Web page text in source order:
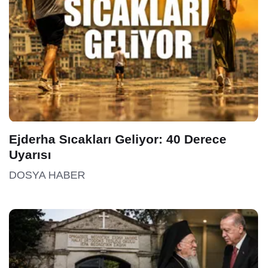
Ejderha Sıcakları Geliyor: 40 Derece
Uyarısı
DOSYA HABER